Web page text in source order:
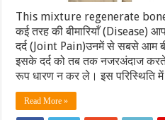
This mixture regenerate
कई तरह की बीमारियाँ (Disease)
दर्द (Joint Pain)उनमें से सबसे आम
इसके दर्द को तब तक नजरअंदाज
रूप धारण न कर ले। इस परिस्थिति
Read More »